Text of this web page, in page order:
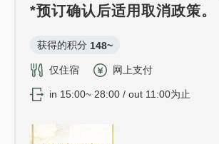
*预订确认后适用取消政策。
获得的积分 148~
仅住宿 网上支付
in 15:00~ 28:00 / out 11:00为止